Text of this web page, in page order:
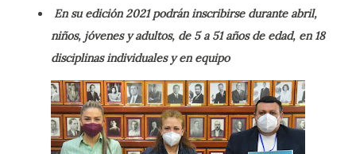
En su edición 2021 podrán inscribirse durante abril,
niños, jóvenes y adultos, de 5 a 51 años de edad, en 18
disciplinas individuales y en equipo